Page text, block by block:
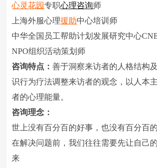
心灵花园专职心理咨询师
上海外服心理援助中心培训师
中华全国员工帮助计划发展研究中心
NPO组织活动策划师
咨询特点：善于洞察来访者的人格结构
识行为疗法调整来访者的观念，以人本
者的心理能量。
咨询理念：
世上没有百分百的好事，也没有百分百
在解决问题前，我们往往需要先让自己
来